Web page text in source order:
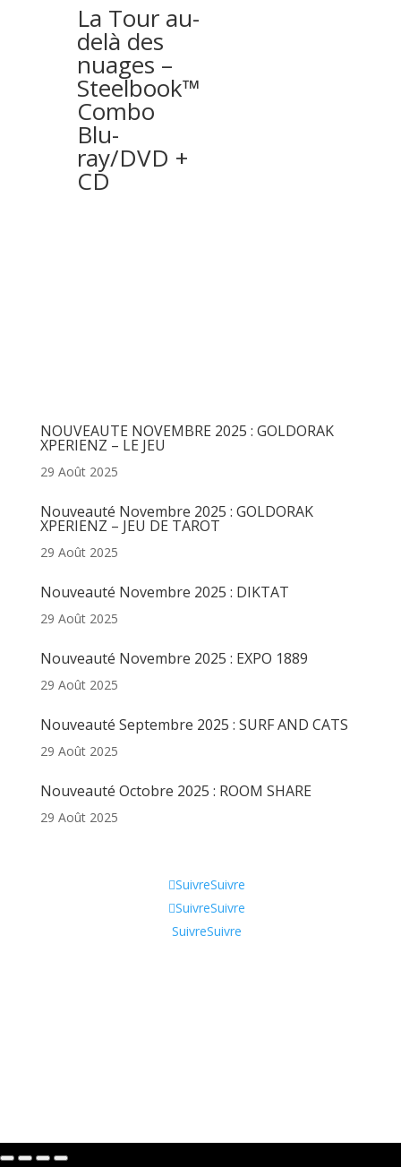
La Tour au-
delà des
nuages –
Steelbook™
Combo
Blu-
ray/DVD +
CD
NOUVEAUTE NOVEMBRE 2025 : GOLDORAK
XPERIENZ – LE JEU
29 Août 2025
Nouveauté Novembre 2025 : GOLDORAK
XPERIENZ – JEU DE TAROT
29 Août 2025
Nouveauté Novembre 2025 : DIKTAT
29 Août 2025
Nouveauté Novembre 2025 : EXPO 1889
29 Août 2025
Nouveauté Septembre 2025 : SURF AND CATS
29 Août 2025
Nouveauté Octobre 2025 : ROOM SHARE
29 Août 2025
SuivreSuivre
SuivreSuivre
SuivreSuivre